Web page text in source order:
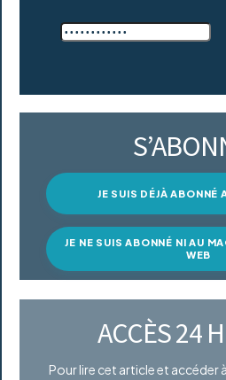
JE SUIS DÉJÀ ABONNÉ
JE NE SUIS ABONNÉ NI AU
WEB
ACCÈS 24
Pour lire cet article et accéder